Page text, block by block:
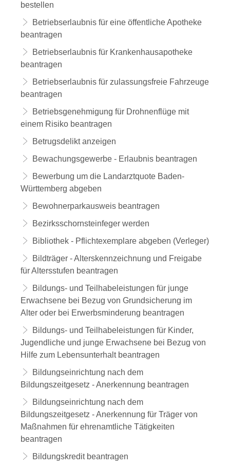
bestellen
Betriebserlaubnis für eine öffentliche Apotheke
beantragen
Betriebserlaubnis für Krankenhausapotheke
beantragen
Betriebserlaubnis für zulassungsfreie Fahrzeuge
beantragen
Betriebsgenehmigung für Drohnenflüge mit
einem Risiko beantragen
Betrugsdelikt anzeigen
Bewachungsgewerbe - Erlaubnis beantragen
Bewerbung um die Landarztquote Baden-
Württemberg abgeben
Bewohnerparkausweis beantragen
Bezirksschornsteinfeger werden
Bibliothek - Pflichtexemplare abgeben (Verleger)
Bildträger - Alterskennzeichnung und Freigabe
für Altersstufen beantragen
Bildungs- und Teilhabeleistungen für junge
Erwachsene bei Bezug von Grundsicherung im
Alter oder bei Erwerbsminderung beantragen
Bildungs- und Teilhabeleistungen für Kinder,
Jugendliche und junge Erwachsene bei Bezug von
Hilfe zum Lebensunterhalt beantragen
Bildungseinrichtung nach dem
Bildungszeitgesetz - Anerkennung beantragen
Bildungseinrichtung nach dem
Bildungszeitgesetz - Anerkennung für Träger von
Maßnahmen für ehrenamtliche Tätigkeiten
beantragen
Bildungskredit beantragen